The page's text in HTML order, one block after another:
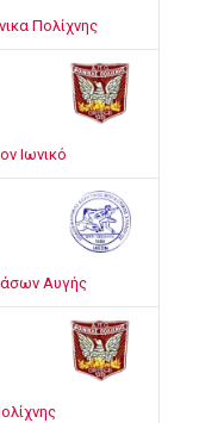
Πολίχνης
Ιωνικό
Αυγής